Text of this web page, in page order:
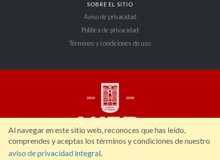
SOBRE EL SITIO
Aviso de privacidad
Política de privacidad
Términos y condiciones de uso
Al navegar en este sitio web, reconoces que has leído,
comprendes y aceptas los términos y condiciones de nuestro
aviso de privacidad integral.